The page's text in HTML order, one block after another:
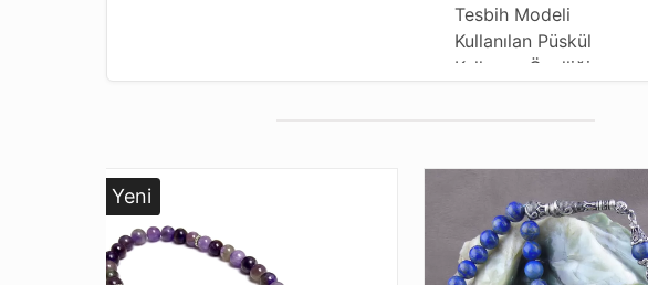
Tesbih Modeli
Kullanılan Püskül
Kullanım Özelliği
Yeni